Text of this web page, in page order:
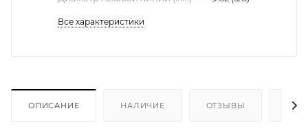
Все характеристики
ОПИСАНИЕ НАЛИЧИЕ ОТЗЫВЫ